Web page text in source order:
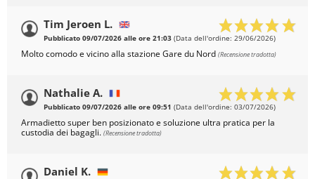
Tim Jeroen L.
Pubblicato 09/07/2026 alle ore 21:03 (Data dell'ordine: 29/06/2026)
Molto comodo e vicino alla stazione Gare du Nord (Recensione tradotta)
Nathalie A.
Pubblicato 09/07/2026 alle ore 09:51 (Data dell'ordine: 03/07/2026)
Armadietto super ben posizionato e soluzione ultra pratica per la
custodia dei bagagli. (Recensione tradotta)
Daniel K.